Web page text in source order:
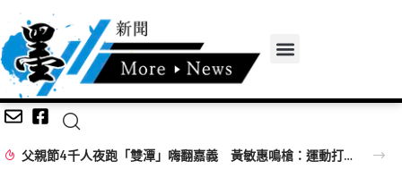
父親節4千人夜跑「雙潭」嗨翻嘉義 黃敏惠鳴槍：運動打造幸福城市